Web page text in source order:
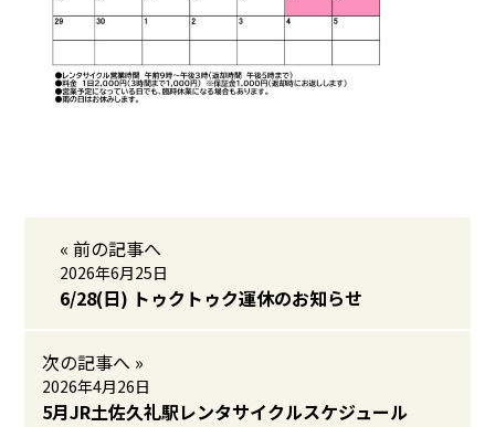
« 前の記事へ
2026年6月25日
6/28(日) トゥクトゥク運休のお知らせ
次の記事へ »
2026年4月26日
5月JR土佐久礼駅レンタサイクルスケジュール